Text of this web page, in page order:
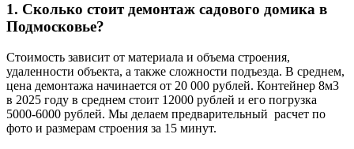
1. Сколько стоит демонтаж садового домика в
Подмосковье?
Стоимость зависит от материала и объема строения,
удаленности объекта, а также сложности подъезда. В среднем,
цена демонтажа начинается от 20 000 рублей. Контейнер 8м3
в 2025 году в среднем стоит 12000 рублей и его погрузка
5000-6000 рублей. Мы делаем предварительный расчет по
фото и размерам строения за 15 минут.